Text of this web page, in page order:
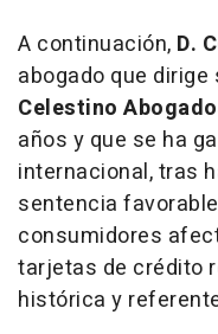
A continuación, D.
abogado que
Celestino
años y que se ha
internacional, tras
sentencia
consumidores
tarjetas de crédito
histórica y